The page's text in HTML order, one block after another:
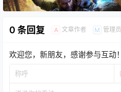
0 条回复 A 文章作者 M 管理员
欢迎您，新朋友，感谢参与互动！